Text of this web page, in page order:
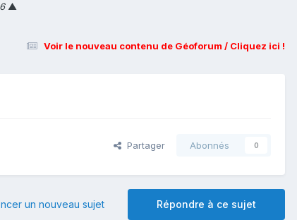
▲
Voir le nouveau contenu de Géoforum / Cliquez ici !
Partager Abonnés 0
Répondre à ce sujet
un nouveau sujet